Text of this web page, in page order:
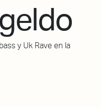
y Uk Rave en la